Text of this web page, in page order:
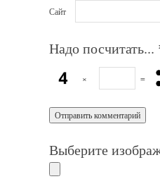
Сайт
Надо посчитать...
× =
Выберите